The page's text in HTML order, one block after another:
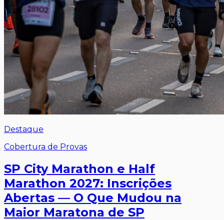
Destaque
Cobertura de Provas
SP City Marathon e Half
Marathon 2027: Inscrições
Abertas — O Que Mudou na
Maior Maratona de SP